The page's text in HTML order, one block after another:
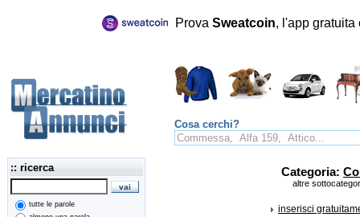
Prova Sweatcoin, l'app
Cosa cerchi?
:: ricerca
tutte le parole
Categoria:
altre
inserisci